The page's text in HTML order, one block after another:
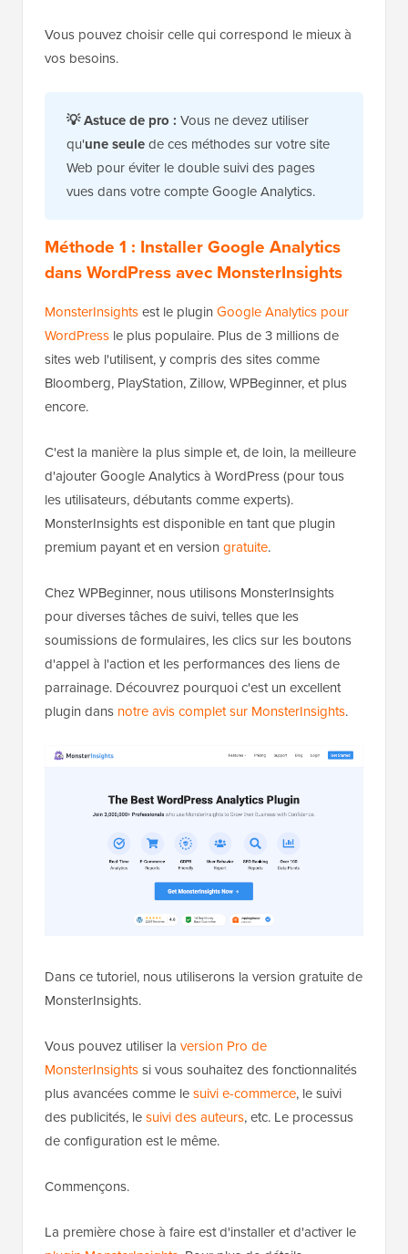
Vous pouvez choisir celle qui correspond le mieux à
vos besoins.
💡 Astuce de pro : Vous ne devez utiliser
qu'une seulede ces méthodes sur votre site
Web pour éviter le double suivi des pages
vues dans votre compte Google Analytics.
Méthode 1 : Installer Google Analytics
dans WordPress avec MonsterInsights
MonsterInsightsest le plugin Google Analytics pour
WordPress le plus populaire. Plus de 3 millions de
sites web l'utilisent, y compris des sites comme
Bloomberg, PlayStation, Zillow, WPBeginner, et plus
encore.
C'est la manière la plus simple et, de loin, la meilleure
d'ajouter Google Analytics à WordPress (pour tous
les utilisateurs, débutants comme experts).
MonsterInsights est disponible en tant que plugin
premium payant et en version gratuite.
Chez WPBeginner, nous utilisons MonsterInsights
pour diverses tâches de suivi, telles que les
soumissions de formulaires, les clics sur les boutons
d'appel à l'action et les performances des liens de
parrainage. Découvrez pourquoi c'est un excellent
plugin dans notre avis complet sur MonsterInsights.
Dans ce tutoriel, nous utiliserons la version gratuite de
MonsterInsights.
Vous pouvez utiliser la version Pro de
MonsterInsightssi vous souhaitez des fonctionnalités
plus avancées comme lesuivi e-commerce, le suivi
des publicités, lesuivi des auteurs, etc. Le processus
de configuration est le même.
Commençons.
La première chose à faire est d'installer et d'activer le